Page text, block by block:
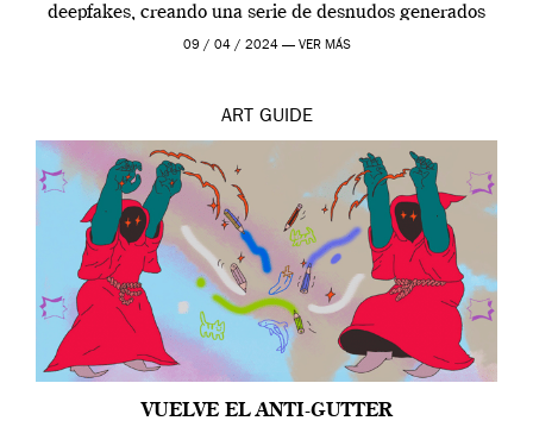
deepfakes, creando una serie de desnudos generados
por […]
09 / 04 / 2024 — VER MÁS
ART GUIDE
VUELVE EL ANTI-GUTTER